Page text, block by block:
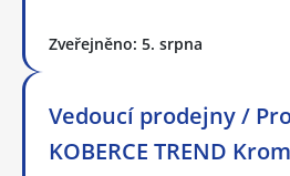
Zveřejněno: 5. srpna
Vedoucí prodejny /
KOBERCE TREND